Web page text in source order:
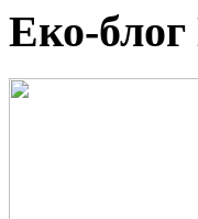
Еко-